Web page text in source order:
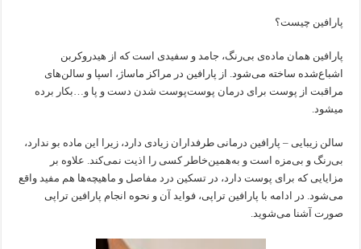
پارافین چیست؟
پارافین همان ماده‌ی بی‌رنگ، جامد و سفیدی است که از هیدروکربن
اشباع‌شده ساخته می‌شود. از پارافین در مراکز ماساژ، اسپا و سالن‌های
مراقبت از پوست برای درمان پوست‌پوست شدن دست و پا و…بکار برده
میشود.
سالن زیبایی – پارافین درمانی طرفداران زیادی دارد، زیرا این ماده بو ندارد،
بی‌رنگ و بی‌مزه است و به‌همین‌خاطر کسی را اذیت نمی‌کند. علاوه بر
مزایایی که برای پوست دارد، در تسکین درد مفاصل و ماهیچه‌ها هم مفید واقع
می‌شود. در ادامه با پارافین تراپی، فواید آن و نحوه‌ انجام پارافین تراپی
صورت آشنا می‌شوید.